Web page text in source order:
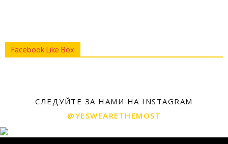
Facebook Like Box
СЛЕДУЙТЕ ЗА НАМИ НА INSTAGRAM
@YESWEARETHEMOST